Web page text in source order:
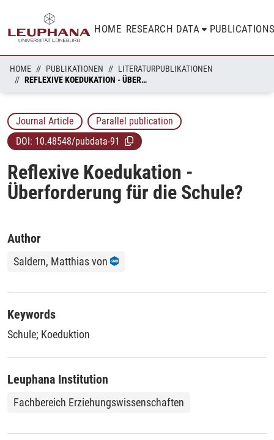
HOME RESEARCH DATA
HOME PUBLIKATIONEN
LITERATURPUBLIKATIONEN
REFLEXIVE KOEDUKATION - ÜBERFORDERUNG FÜR DIE SCHULE?
Journal Article
Parallel publication
DOI: 10.48548/pubdata-91
Reflexive Koedukation -
Überforderung für die Schule?
Author
Saldern, Matthias von
Keywords
Schule; Koeduktion
Leuphana Institution
Fachbereich Erziehungswissenschaften